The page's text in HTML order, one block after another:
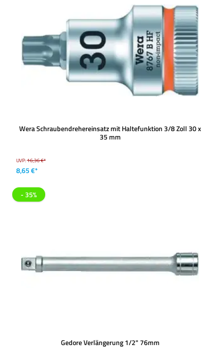
Wera Schraubendrehereinsatz mit Haltefunktion 3/8 Zoll 30 x
35 mm
UVP:16,36 €*
8,65 €*
- 35%
Gedore Verlängerung 1/2" 76mm